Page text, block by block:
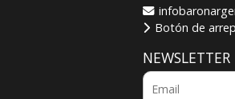
Botón de
NEWSLETTER